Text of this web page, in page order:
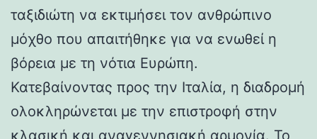
ταξιδιώτη να εκτιμήσει τον ανθρώπινο
μόχθο που απαιτήθηκε για να ενωθεί η
βόρεια με τη νότια Ευρώπη.
Κατεβαίνοντας προς την Ιταλία, η διαδρομή
ολοκληρώνεται με την επιστροφή στην
κλασική και αναγεννησιακή αρμονία. Το